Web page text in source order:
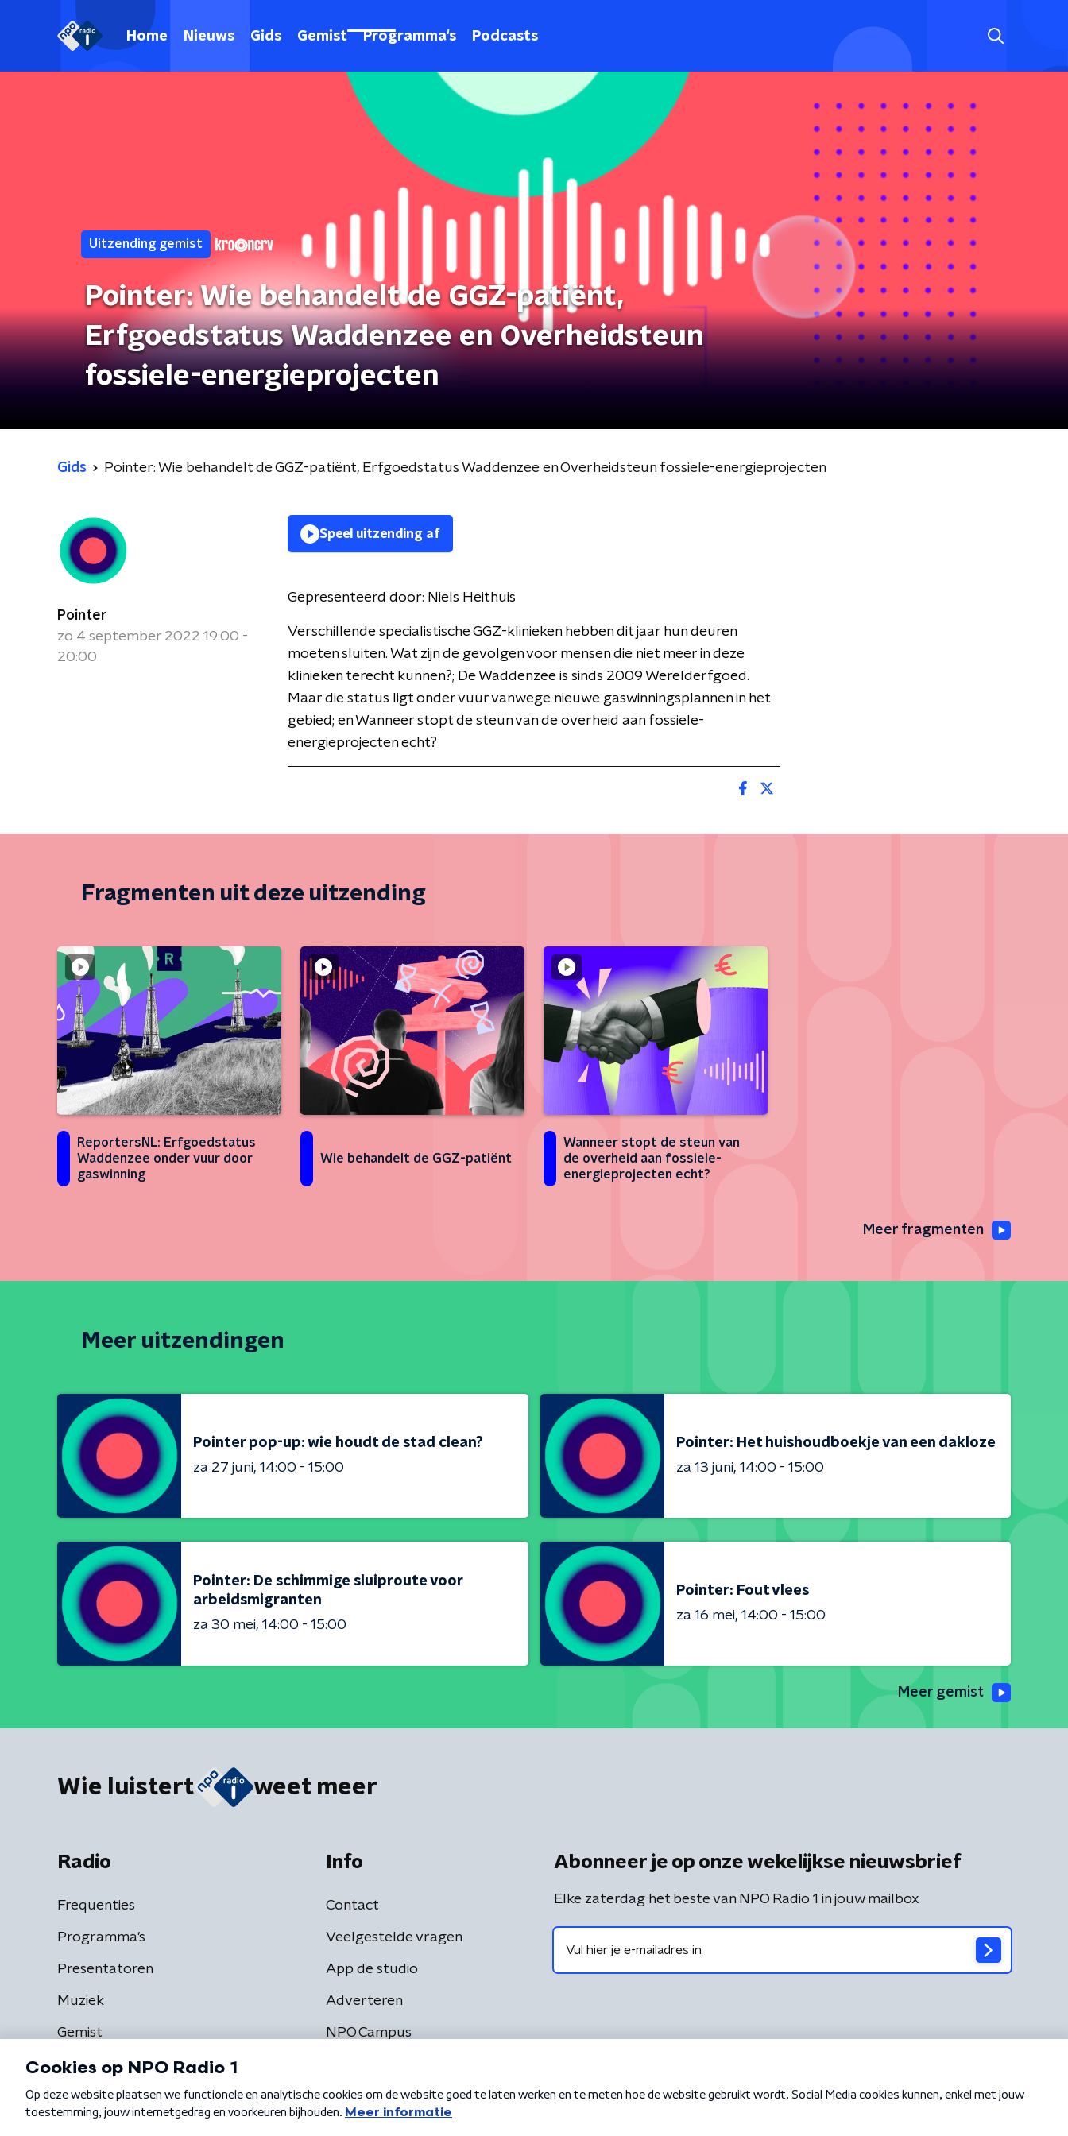
Home Nieuws Gids Gemist Programma's Podcasts
Uitzending gemist
Pointer: Wie behandelt de GGZ-patiënt,
Erfgoedstatus Waddenzee en Overheidsteun
fossiele-energieprojecten
Gids Pointer: Wie behandelt de GGZ-patiënt, Erfgoedstatus Waddenzee en Overheidsteun fossiele-energieprojecten
Pointer
zo 4 september 2022 19:00 -
20:00
Speel uitzending af
Gepresenteerd door: Niels Heithuis
Verschillende specialistische GGZ-klinieken hebben dit jaar hun deuren
moeten sluiten. Wat zijn de gevolgen voor mensen die niet meer in deze
klinieken terecht kunnen?; De Waddenzee is sinds 2009 Werelderfgoed.
Maar die status ligt onder vuur vanwege nieuwe gaswinningsplannen in het
gebied; en Wanneer stopt de steun van de overheid aan fossiele-
energieprojecten echt?
Fragmenten uit deze uitzending
ReportersNL: Erfgoedstatus
Waddenzee onder vuur door
gaswinning
Wie behandelt de GGZ-patiënt
Wanneer stopt de steun van
de overheid aan fossiele-
energieprojecten echt?
Meer fragmenten
Meer uitzendingen
Pointer pop-up: wie houdt de stad clean?
za 27 juni 14:00 - 15:00
Pointer: Het huishoudboekje van een dakloze
za 13 juni 14:00 - 15:00
Pointer: De schimmige sluiproute voor
arbeidsmigranten
za 30 mei 14:00 - 15:00
Pointer: Fout vlees
za 16 mei 14:00 - 15:00
Meer gemist
Wie luistert weet meer
Radio
Frequenties
Programma's
Presentatoren
Muziek
Gemist
Info
Contact
Veelgestelde vragen
App de studio
Adverteren
NPO Campus
Abonneer je op onze wekelijkse nieuwsbrief
Elke zaterdag het beste van NPO Radio 1 in jouw mailbox
Algemene voorwaarden Privacybeleid